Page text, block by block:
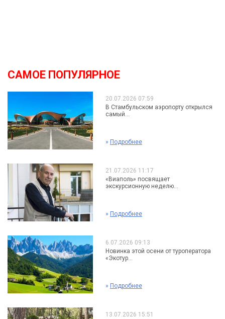
САМОЕ ПОПУЛЯРНОЕ
20.07.2026 07:59
В Стамбульском аэропорту открылся
самый...
» Подробнее
21.07.2026 11:17
«Виаполь» посвящает
экскурсионную неделю...
» Подробнее
6.07.2026 09:13
Новинка этой осени от туроператора
«Экотур...
» Подробнее
13.07.2026 15:51